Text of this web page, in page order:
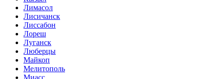
Лимасол
Лисичанск
Лиссабон
Лореш
Луганск
Люберцы
Майкоп
Мелитополь
Миасс